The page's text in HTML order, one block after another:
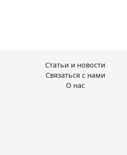
Статьи и новости
Связаться с нами
О нас